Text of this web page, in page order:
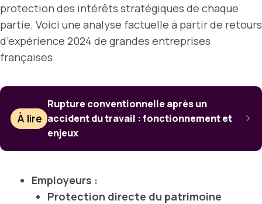
protection des intérêts stratégiques de chaque
partie. Voici une analyse factuelle à partir de retours
d’expérience 2024 de grandes entreprises
françaises.
À lire
Rupture conventionnelle après un
accident du travail : fonctionnement et
enjeux
Employeurs :
Protection directe du patrimoine